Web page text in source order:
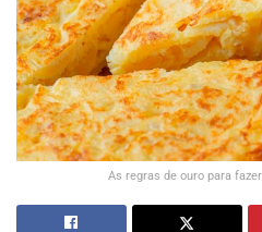
As regras de ouro para